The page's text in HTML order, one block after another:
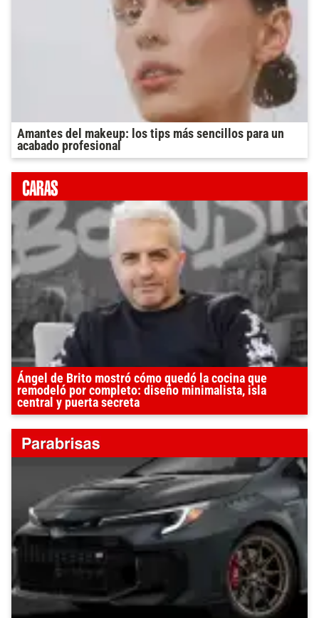
Amantes del makeup: los tips más sencillos para un
acabado profesional
Ángel de Brito mostró cómo quedó la cocina que
remodeló por completo: diseño minimalista, isla
central y puerta secreta